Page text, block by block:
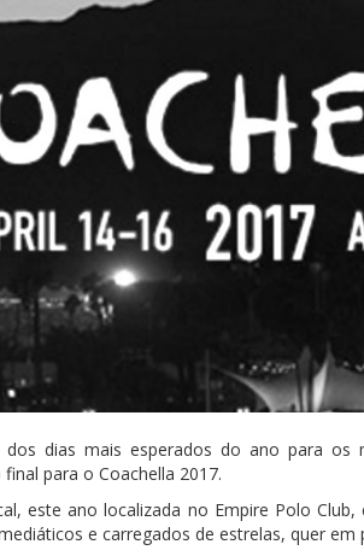
dos dias mais esperados do ano para os
para o Coachella 2017.
este ano localizada no Empire Polo
e carregados de estrelas, quer em